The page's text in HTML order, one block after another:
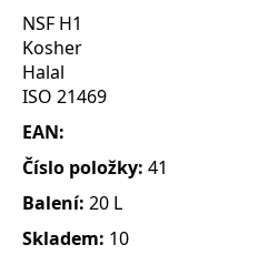
NSF H1
Kosher
Halal
ISO 21469
EAN:
Číslo položky: 41
Balení: 20 L
Skladem: 10